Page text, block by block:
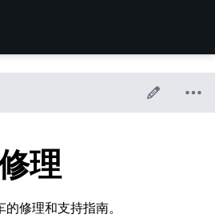
理
修理和支持指南。